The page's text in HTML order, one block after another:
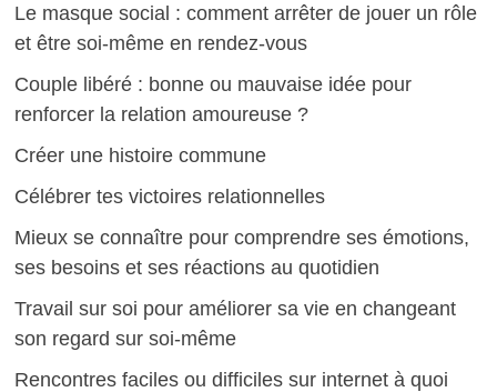
Le masque social : comment arrêter de jouer un rôle
et être soi-même en rendez-vous
Couple libéré : bonne ou mauvaise idée pour
renforcer la relation amoureuse ?
Créer une histoire commune
Célébrer tes victoires relationnelles
Mieux se connaître pour comprendre ses émotions,
ses besoins et ses réactions au quotidien
Travail sur soi pour améliorer sa vie en changeant
son regard sur soi-même
Rencontres faciles ou difficiles sur internet à quoi